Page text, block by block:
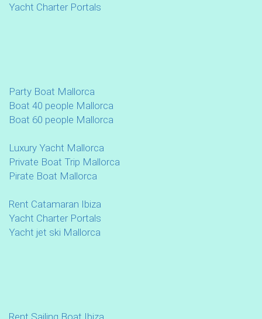
Yacht Charter Portals
Party Boat Mallorca
Boat 40 people Mallorca
Boat 60 people Mallorca
Luxury Yacht Mallorca
Private Boat Trip Mallorca
Pirate Boat Mallorca
Rent Catamaran Ibiza
Yacht Charter Portals
Yacht jet ski Mallorca